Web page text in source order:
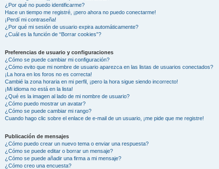
¿Por qué no puedo identificarme?
Hace un tiempo me registré, ¡pero ahora no puedo conectarme!
¡Perdí mi contraseña!
¿Por qué mi sesión de usuario expira automáticamente?
¿Cuál es la función de “Borrar cookies”?
Preferencias de usuario y configuraciones
¿Cómo se puede cambiar mi configuración?
¿Cómo evito que mi nombre de usuario aparezca en las listas de usuarios conectados?
¡La hora en los foros no es correcta!
Cambié la zona horaria en mi perfil, ¡pero la hora sigue siendo incorrecto!
¡Mi idioma no está en la lista!
¿Qué es la imagen al lado de mi nombre de usuario?
¿Cómo puedo mostrar un avatar?
¿Cómo se puede cambiar mi rango?
Cuando hago clic sobre el enlace de e-mail de un usuario, ¡me pide que me registre!
Publicación de mensajes
¿Cómo puedo crear un nuevo tema o enviar una respuesta?
¿Cómo se puede editar o borrar un mensaje?
¿Cómo se puede añadir una firma a mi mensaje?
¿Cómo creo una encuesta?